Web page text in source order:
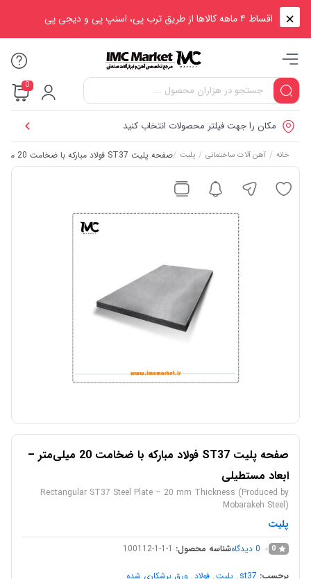
اقساط ۴ ماهه کالاها از طریق ترب پی، اسنپ پی و دیجی پی
0
مکان را جهت فیلتر محصولات انتخاب کنید
خانه / آهن آلات ساختمانی / پلیت /صفحه پلیت ST37 فولاد مبارکه با ضخامت 20 میلی‌متر – ابعاد مستطیلی
صفحه پلیت ST37 فولاد مبارکه با ضخامت 20 میلی‌متر –
ابعاد مستطیلی
Rectangular ST37 Steel Plate – 20 mm Thickness (Produced by
Mobarakeh Steel)
پلیت
0
0 دیدگاهشناسه محصول: 100112-1-1-1
برچسب: st37
, پلیت, فولاد, ورق برشکاری شده